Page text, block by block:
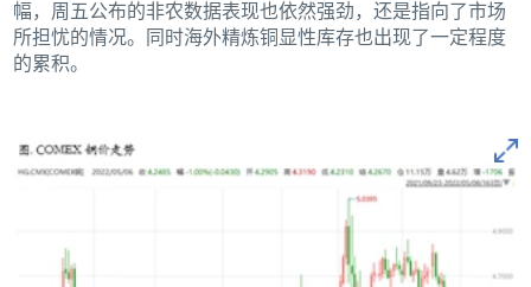
幅，周五公布的非农数据表现也依然强劲，还是指向了市场
所担忧的情况。同时海外精炼铜显性库存也出现了一定程度
的累积。